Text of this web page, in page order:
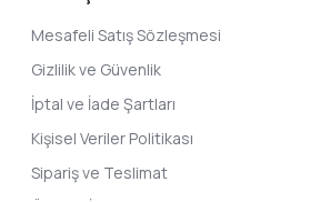
Mesafeli Satış Sözleşmesi
Gizlilik ve Güvenlik
İptal ve İade Şartları
Kişisel Veriler Politikası
Sipariş ve Teslimat